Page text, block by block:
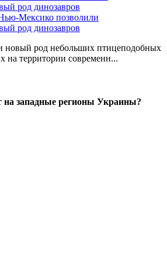
Мексико позволили
род динозавров
новый род небольших птицеподобных
на территории современн...
на западные регионы Украины?